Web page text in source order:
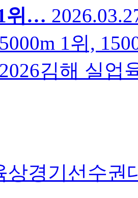
위…
1위,
김해 실업
상경기선수권